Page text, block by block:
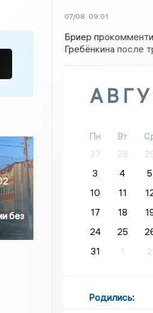
без
07/08 09:01
Бриер
Гребёнкина после
Пн Вт
27
28
3
4 5
10
11
17
18
24
25
31
1 2
Родились: